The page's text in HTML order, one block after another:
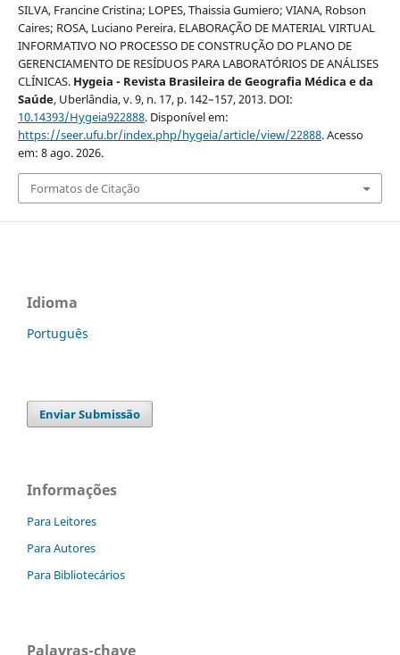
SILVA, Francine Cristina; LOPES, Thaissia Gumiero; VIANA, Robson
Caires; ROSA, Luciano Pereira. ELABORAÇÃO DE MATERIAL VIRTUAL
INFORMATIVO NO PROCESSO DE CONSTRUÇÃO DO PLANO DE
GERENCIAMENTO DE RESÍDUOS PARA LABORATÓRIOS DE ANÁLISES
CLÍNICAS. Hygeia - Revista Brasileira de Geografia Médica e da
Saúde, Uberlândia, v. 9, n. 17, p. 142–157, 2013. DOI:
10.14393/Hygeia922888. Disponível em:
https://seer.ufu.br/index.php/hygeia/article/view/22888. Acesso
em: 8 ago. 2026.
Formatos de Citação
Idioma
Português
Enviar Submissão
Informações
Para Leitores
Para Autores
Para Bibliotecários
Palavras-chave